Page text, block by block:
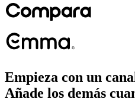
Empieza con un
Añade los demás